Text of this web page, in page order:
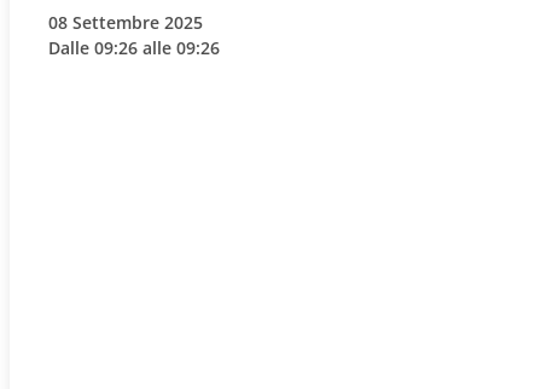
08 Settembre 2025
Dalle 09:26 alle 09:26